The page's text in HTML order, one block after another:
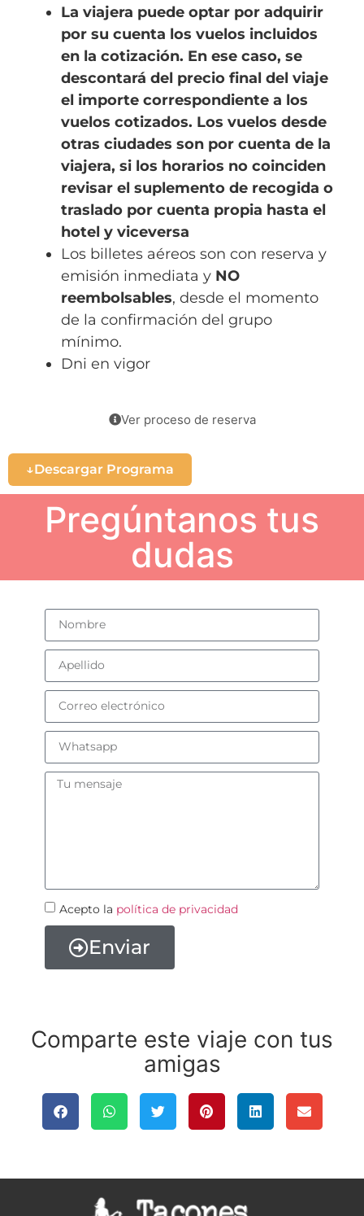
La viajera puede optar por adquirir
por su cuenta los vuelos incluidos
en la cotización. En ese caso, se
descontará del precio final del viaje
el importe correspondiente a los
vuelos cotizados. Los vuelos desde
otras ciudades son por cuenta de la
viajera, si los horarios no coinciden
revisar el suplemento de recogida o
traslado por cuenta propia hasta el
hotel y viceversa
Los billetes aéreos son con reserva y
emisión inmediata y NO
reembolsables, desde el momento
de la confirmación del grupo
mínimo.
Dni en vigor
Ver proceso de reserva
Descargar Programa
Pregúntanos tus
dudas
Acepto la política de privacidad
Enviar
Comparte este viaje con tus
amigas